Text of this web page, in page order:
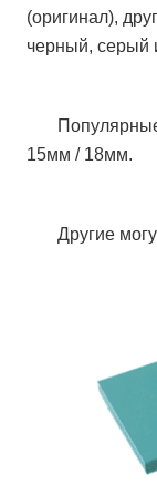
(оригинал),
черный, серый
15мм / 18мм.
Другие